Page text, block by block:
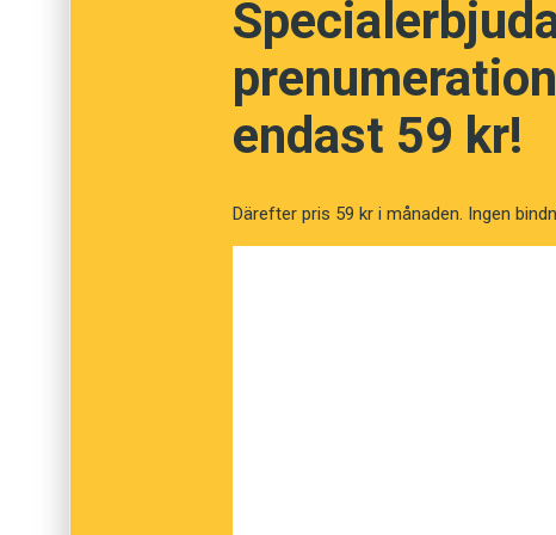
polis rätt att beslagta värdesaker och
ett värde av 10 000 danska kronor. Även i
endast 59 kr!
Därefter pris 59 kr i månaden. Ingen